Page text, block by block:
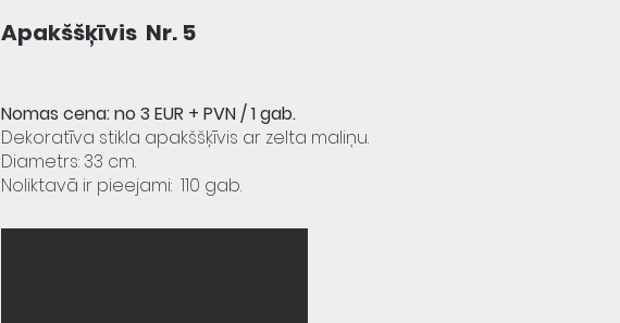
Apakššķīvis Nr. 5
Nomas cena: no 3 EUR + PVN/ 1 gab.
Dekoratīva stikla apakššķīvis ar zelta maliņu.
Diametrs: 33 cm.
Noliktavā ir pieejami: 110 gab.